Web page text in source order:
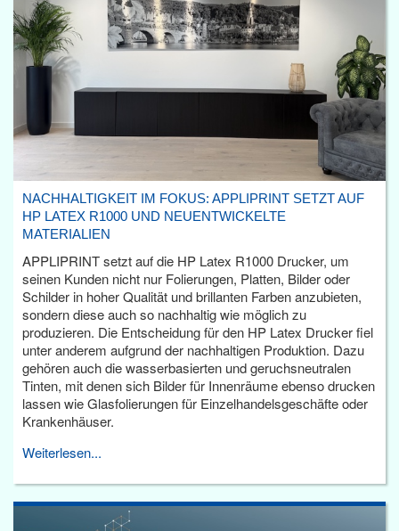
NACHHALTIGKEIT IM FOKUS: APPLIPRINT SETZT AUF
HP LATEX R1000 UND NEUENTWICKELTE
MATERIALIEN
APPLIPRINT setzt auf die HP Latex R1000 Drucker, um
seinen Kunden nicht nur Folierungen, Platten, Bilder oder
Schilder in hoher Qualität und brillanten Farben anzubieten,
sondern diese auch so nachhaltig wie möglich zu
produzieren. Die Entscheidung für den HP Latex Drucker fiel
unter anderem aufgrund der nachhaltigen Produktion. Dazu
gehören auch die wasserbasierten und geruchsneutralen
Tinten, mit denen sich Bilder für Innenräume ebenso drucken
lassen wie Glasfolierungen für Einzelhandelsgeschäfte oder
Krankenhäuser.
Weiterlesen...